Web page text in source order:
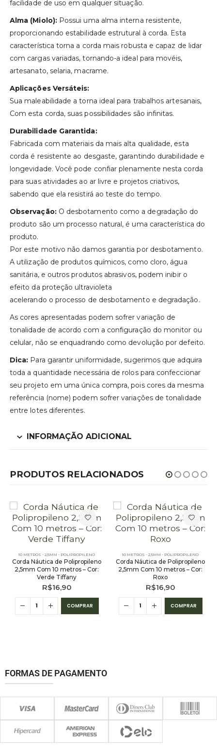
facilidade de uso em qualquer situação.
Alma (Miolo):Possui uma alma interna resistente,
proporcionando estabilidade estrutural à corda. Esta
característica torna a corda mais robusta e capaz de lidar
com cargas variadas, tornando-a ideal para movéis,
artesanato, selaria, macrame.
Aplicações Versáteis:
Sua maleabilidade a torna ideal para trabalhos artesanais,
Com esta corda, suas possibilidades são infinitas.
Durabilidade Garantida:
Fabricada com materiais da mais alta qualidade, esta
corda é resistente ao desgaste, garantindo durabilidade e
longevidade. Você pode confiar plenamente nesta corda
para suas atividades ao ar livre e projetos criativos,
sabendo que ela resistirá ao teste do tempo.
Observação:O desbotamento como a degradação do
produto são um processo natural, é uma característica do
produto.
Por este motivo não damos garantia por desbotamento.
A utilização de produtos químicos, como cloro, água
sanitária, e outros produtos abrasivos, podem inibir o
efeito da proteção ultravioleta
acelerando o processo de desbotamento e degradação.
As cores apresentadas podem sofrer variação de
tonalidade de acordo com a configuração do monitor ou
celular, não se enquadrando como devolução por defeito.
Dica: Para garantir uniformidade, sugerimos que adquira
toda a quantidade necessária de rolos para confeccionar
seu projeto em uma única compra, pois cores da mesma
referência (nome) podem sofrer variações de tonalidade
entre lotes diferentes.
INFORMAÇÃO ADICIONAL
PRODUTOS RELACIONADOS
10 METROS - 2,5MM - POLIPROPILENO
Corda Náutica de Polipropileno
2,5mm Com 10 metros – Cor:
Verde Tiffany
R$16,90
COMPRAR
10 METROS - 2,5MM - POLIPROPILENO
Corda Náutica de Polipropileno
2,5mm Com 10 metros – Cor:
Roxo
R$16,90
COMPRAR
FORMAS DE PAGAMENTO